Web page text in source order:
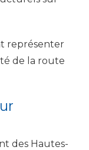
représenter
de la route
des Hautes-